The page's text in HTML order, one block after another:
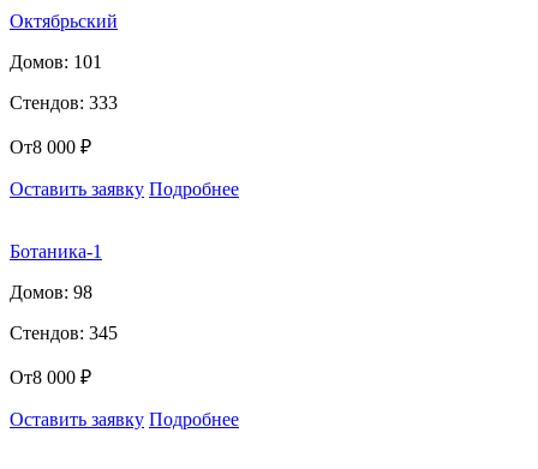
Октябрьский
Домов: 101
Стендов: 333
От8 000 ₽
Оставить заявку Подробнее
Ботаника-1
Домов: 98
Стендов: 345
От8 000 ₽
Оставить заявку Подробнее